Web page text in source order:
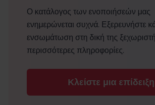
Ο κατάλογος των ενοποιήσεών μας
ενημερώνεται συχνά. Εξερευνήστε
ενσωμάτωση στη δική της
περισσότερες πληροφορίες.
Κλείστε μια επίδειξη